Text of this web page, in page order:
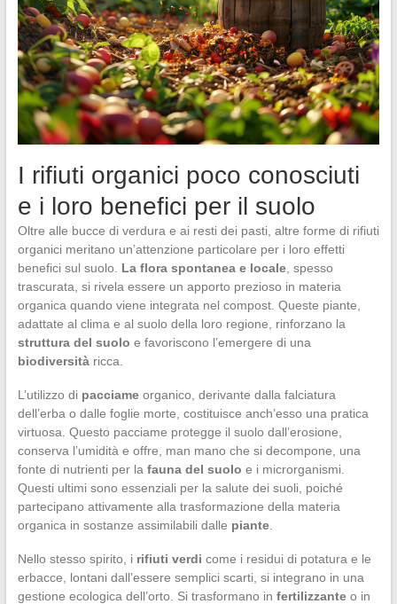
I rifiuti organici poco conosciuti
e i loro benefici per il suolo
Oltre alle bucce di verdura e ai resti dei pasti, altre forme di rifiuti
organici meritano un’attenzione particolare per i loro effetti
benefici sul suolo. La flora spontanea e locale, spesso
trascurata, si rivela essere un apporto prezioso in materia
organica quando viene integrata nel compost. Queste piante,
adattate al clima e al suolo della loro regione, rinforzano la
struttura del suolo e favoriscono l’emergere di una
biodiversitàricca.
L’utilizzo di pacciameorganico, derivante dalla falciatura
dell’erba o dalle foglie morte, costituisce anch’esso una pratica
virtuosa. Questo pacciame protegge il suolo dall’erosione,
conserva l’umidità e offre, man mano che si decompone, una
fonte di nutrienti per la fauna del suolo e i microrganismi.
Questi ultimi sono essenziali per la salute dei suoli, poiché
partecipano attivamente alla trasformazione della materia
organica in sostanze assimilabili dalle piante.
Nello stesso spirito, i rifiuti verdi come i residui di potatura e le
erbacce, lontani dall’essere semplici scarti, si integrano in una
gestione ecologica dell’orto. Si trasformano in fertilizzanteo in